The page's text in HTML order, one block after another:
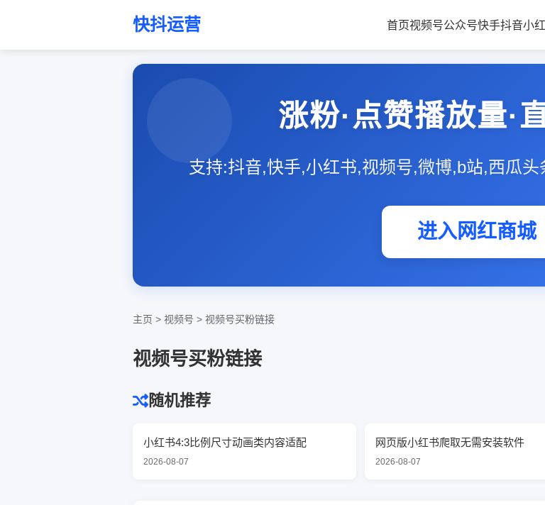
快抖运营 首页视频号公众号快手抖音小
涨粉·点赞播放量·
支持:抖音,快手,小红书,视频号,微博,b站,西瓜头
进入网红商城
主页 > 视频号 > 视频号买粉链接
视频号买粉链接
随机推荐
小红书4:3比例尺寸动画类内容适配
2026-08-07
网页版小红书爬取无需安装软件
2026-08-07